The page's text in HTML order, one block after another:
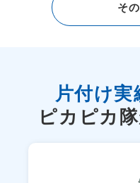
そ
片付け実
ピカピカ